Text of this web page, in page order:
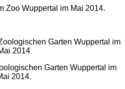
Zoo Wuppertal im Mai 2014.
Garten Wuppertal im
2014.